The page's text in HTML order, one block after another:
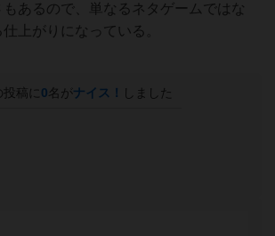
もあるので、単なるネタゲームではな
上がりになっている。
投稿に 0名がナイス！ しました